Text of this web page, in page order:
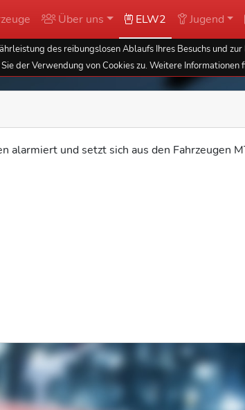
Über uns ELW2 Jugend
des reibungslosen Ablaufs Ihres Besuchs und
der Verwendung von Cookies zu. Weitere Informationen
alarmiert und setzt sich aus den Fahrzeugen